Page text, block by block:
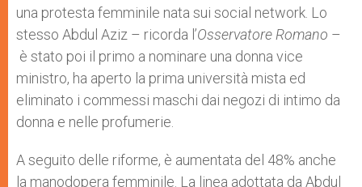
una protesta femminile nata sui social network. Lo
stesso Abdul Aziz – ricorda l’Osservatore Romano –
è stato poi il primo a nominare una donna vice
ministro, ha aperto la prima università mista ed
eliminato i commessi maschi dai negozi di intimo da
donna e nelle profumerie.
A seguito delle riforme, è aumentata del 48% anche
la manodopera femminile. La linea adottata da Abdul